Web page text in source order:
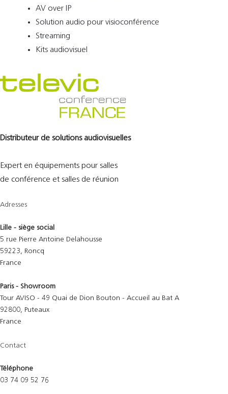
AV over IP
Solution audio pour visioconférence
Streaming
Kits audiovisuel
Distributeur de solutions audiovisuelles
Expert en équipements pour salles
de conférence et salles de réunion
Adresses
Lille - siège social
5 rue Pierre Antoine Delahousse
59223, Roncq
France
Paris - Showroom
Tour AVISO - 49 Quai de Dion Bouton - Accueil au Bat A
92800, Puteaux
France
Contact
Téléphone
03 74 09 52 76